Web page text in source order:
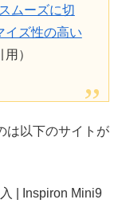
ムーズに切
イズ性の高い
）
は以下のサイトが
| Inspiron Mini9